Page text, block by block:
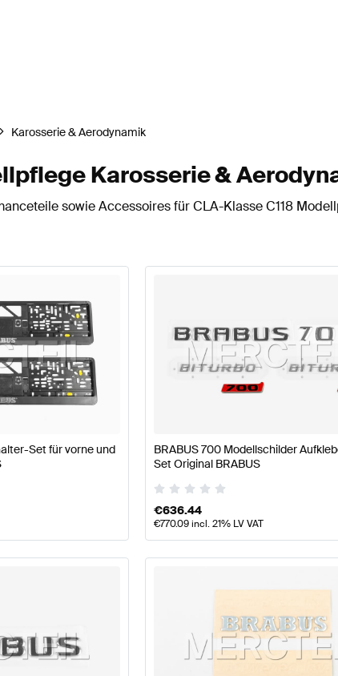
Karosserie & Aerodynamik
Karosserie &
sowie Accessoires für CLA-Klasse C118
A-Klasse W177 Modellpflege Karosserie &
AMG CLA-Klasse C118 Modellpflege
Set für vorne und
BRABUS 700 Modellschilder
Set Original BRABUS
€636.44
€770.09incl. 21% LV VAT